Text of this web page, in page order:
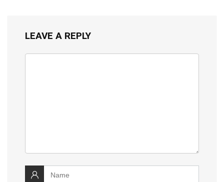
LEAVE A REPLY